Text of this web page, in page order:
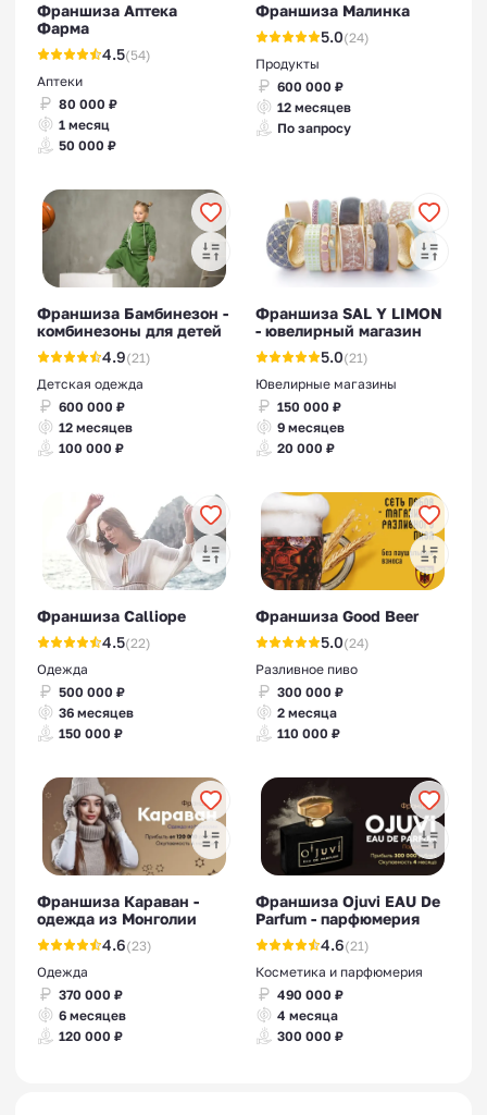
Франшиза Аптека
Фарма
4.5(54)
Аптеки
80 000 ₽
1 месяц
50 000 ₽
Франшиза Малинка
5.0(24)
Продукты
600 000 ₽
12 месяцев
По запросу
Франшиза Бамбинезон -
комбинезоны для детей
4.9(21)
Детская одежда
600 000 ₽
12 месяцев
100 000 ₽
Франшиза SAL Y LIMON
- ювелирный магазин
5.0(21)
Ювелирные магазины
150 000 ₽
9 месяцев
20 000 ₽
Франшиза Calliope
4.5(22)
Одежда
500 000 ₽
36 месяцев
150 000 ₽
Франшиза Good Beer
5.0(24)
Разливное пиво
300 000 ₽
2 месяца
110 000 ₽
Франшиза Караван -
одежда из Монголии
4.6(23)
Одежда
370 000 ₽
6 месяцев
120 000 ₽
Франшиза Ojuvi EAU De
Parfum - парфюмерия
4.6(21)
Косметика и парфюмерия
490 000 ₽
4 месяца
300 000 ₽